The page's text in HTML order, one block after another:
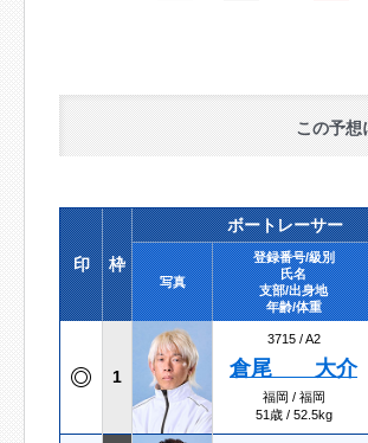
この予想
印 枠
ボートレーサー
写真
登録番号/級別
氏名
支部/出身地
年齢/体重
1
3715 /A2
倉尾 大介
福岡 / 福岡
51歳 / 52.5kg